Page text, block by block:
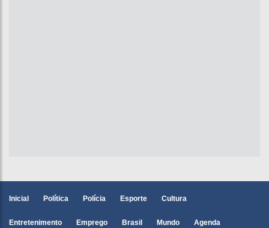
Inicial Política Polícia Esporte Cultura
Entretenimento Emprego Brasil Mundo Agenda